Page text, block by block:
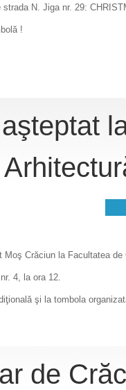
N. Jiga nr. 29:
!
Moş Crăciun la Facultatea
4, la ora 12.
şi la tombola
de